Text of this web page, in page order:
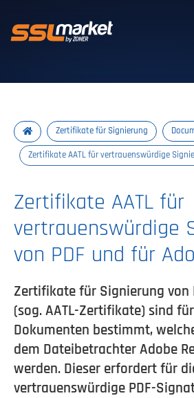
Zertifikate für Signierung
Zertifikate AATL für vertrauenswürdige
Zertifikate AATL für
vertrauenswürdige
von PDF und für
Zertifikate für Signierung von
(sog. AATL-Zertifikate) sind
Dokumenten bestimmt,
dem Dateibetrachter Adobe
werden. Dieser erfordert für
vertrauenswürdige PDF-